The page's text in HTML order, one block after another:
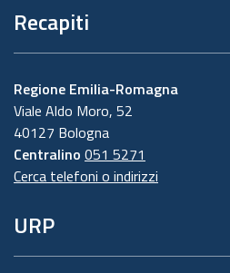
Recapiti
Regione Emilia-Romagna
Viale Aldo Moro, 52
40127 Bologna
Centralino 051 5271
Cerca telefoni o indirizzi
URP